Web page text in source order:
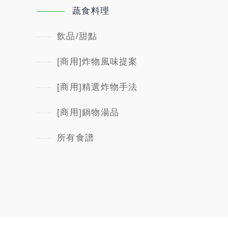
蔬食料理
飲品/甜點
[商用]炸物風味提案
[商用]精選炸物手法
[商用]鍋物湯品
所有食譜